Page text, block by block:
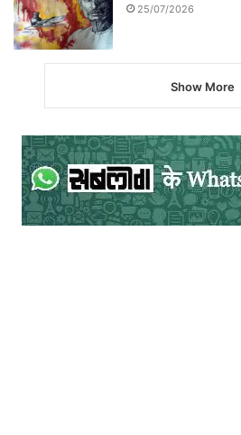
25/07/2026
Show More